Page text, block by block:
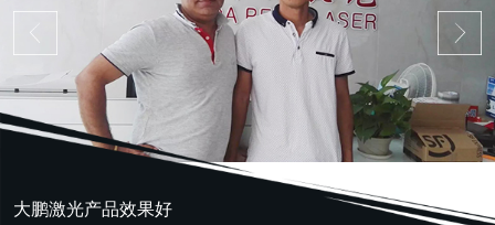
大鹏激光产品效果好